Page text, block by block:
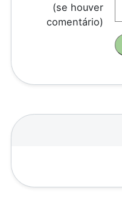
(se houver
comentário)